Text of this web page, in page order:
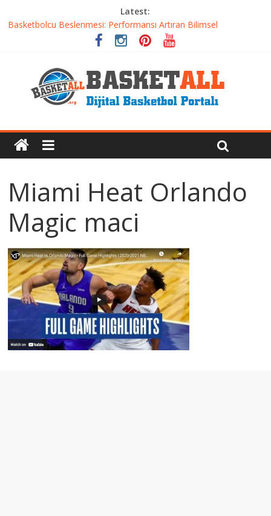
Latest:
Basketbolcu Beslenmesi: Performansı Artıran Bilimsel
Basketbolda Şut Antrenmanı ve Grafik Oluşturma
Dünyanın En İyi Basketbol Takımı: Gerçek Şampiyon Kim?
Etkili Basketbol Antrenmanı Nasıl Olmalı
Miami Heat Orlando
Magic maci